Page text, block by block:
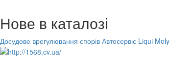
Нове в каталозі
Досудове врегулювання спорів Автосервіс Liqui Moly